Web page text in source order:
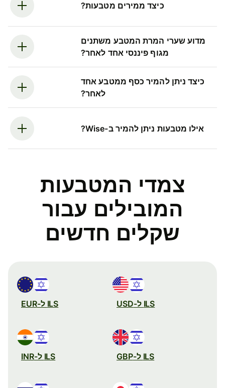
כיצד ממירים מטבעות?
מדוע שערי המרת המטבע משתנים
מגוף פיננסי אחד לאחר?
כיצד ניתן להמיר כסף ממטבע אחד
לאחר?
אילו מטבעות ניתן להמיר ב-Wise?
צמדי המטבעות
המובילים עבור
שקלים חדשים
ILS ל-USD ILS ל-EUR
ILS ל-GBP ILS ל-INR